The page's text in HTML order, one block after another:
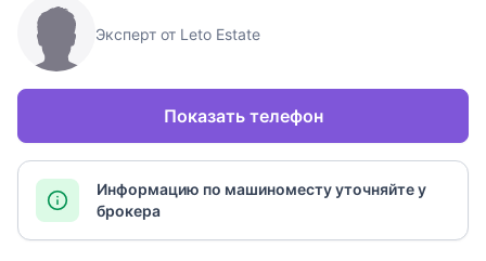
Эксперт от Leto Estate
Показать телефон
Информацию по машиноместу уточняйте у
брокера